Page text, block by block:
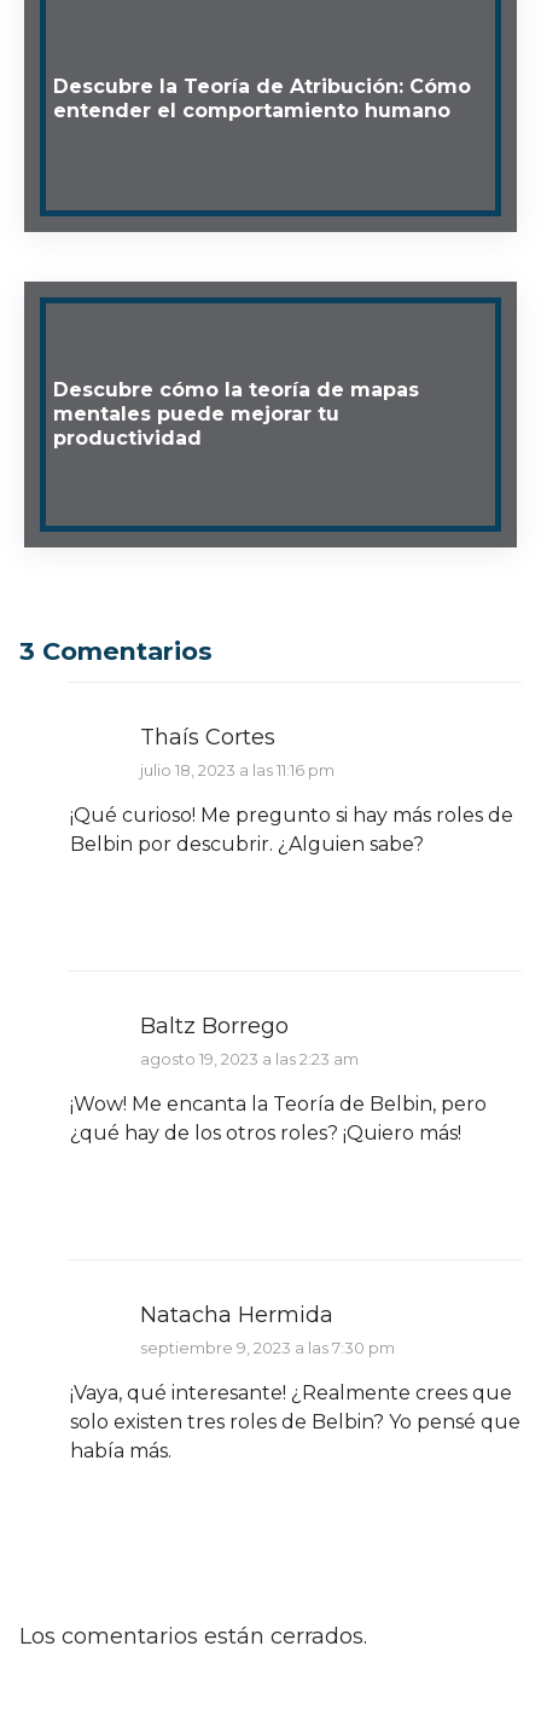
Descubre la Teoría de Atribución: Cómo
entender el comportamiento humano
Descubre cómo la teoría de mapas
mentales puede mejorar tu
productividad
3 Comentarios
Thaís Cortes
julio 18, 2023 a las 11:16 pm
¡Qué curioso! Me pregunto si hay más roles de
Belbin por descubrir. ¿Alguien sabe?
Baltz Borrego
agosto 19, 2023 a las 2:23 am
¡Wow! Me encanta la Teoría de Belbin, pero
¿qué hay de los otros roles? ¡Quiero más!
Natacha Hermida
septiembre 9, 2023 a las 7:30 pm
¡Vaya, qué interesante! ¿Realmente crees que
solo existen tres roles de Belbin? Yo pensé que
había más.
Los comentarios están cerrados.